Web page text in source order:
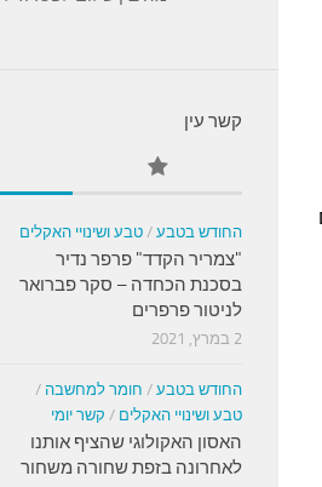
קשר עין
החודש בטבע / טבע ושינויי האקלים
"צמריר הקדד" פרפר נדיר
בסכנת הכחדה – סקר פברואר
לניטור פרפרים
2 במרץ, 2021
החודש בטבע / חומר למחשבה /
טבע ושינויי האקלים / קשר יומי
האסון האקולוגי שהציף אותנו
לאחרונה בזפת שחורה משחור